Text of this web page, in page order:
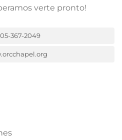
verte pronto!
367-2049